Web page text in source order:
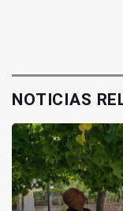
NOTICIAS